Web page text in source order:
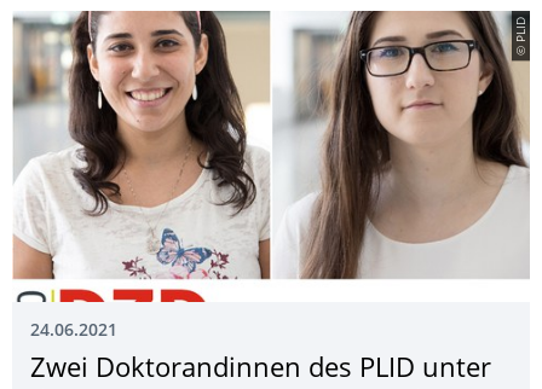
© PLID
24.06.2021
Zwei Doktorandinnen des PLID unter